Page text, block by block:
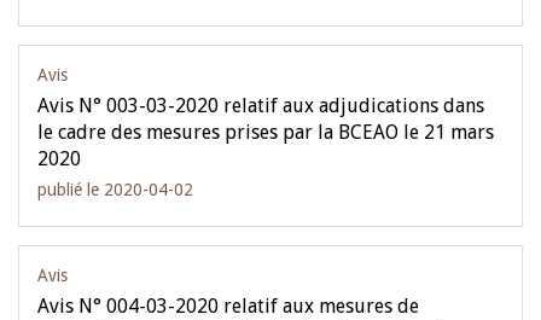
Avis
Avis N° 003-03-2020 relatif aux adjudications dans
le cadre des mesures prises par la BCEAO le 21 mars
2020
publié le 2020-04-02
Avis
Avis N° 004-03-2020 relatif aux mesures de